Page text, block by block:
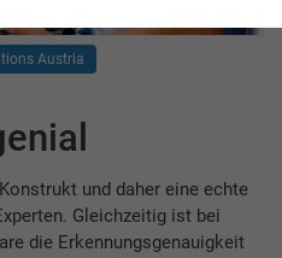
Austria
und daher eine echte
Gleichzeitig ist bei
die Erkennungsgenauigkeit